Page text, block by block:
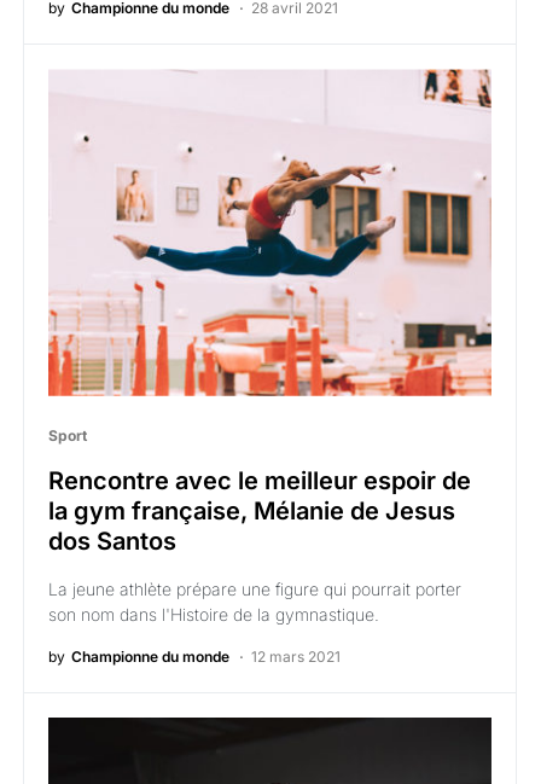
by Championne du monde 28 avril 2021
Sport
Rencontre avec le meilleur espoir de
la gym française, Mélanie de Jesus
dos Santos
La jeune athlète prépare une figure qui pourrait porter
son nom dans l'Histoire de la gymnastique.
by Championne du monde 12 mars 2021